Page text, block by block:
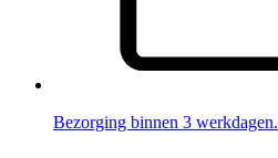
Bezorging binnen 3 werkdagen.